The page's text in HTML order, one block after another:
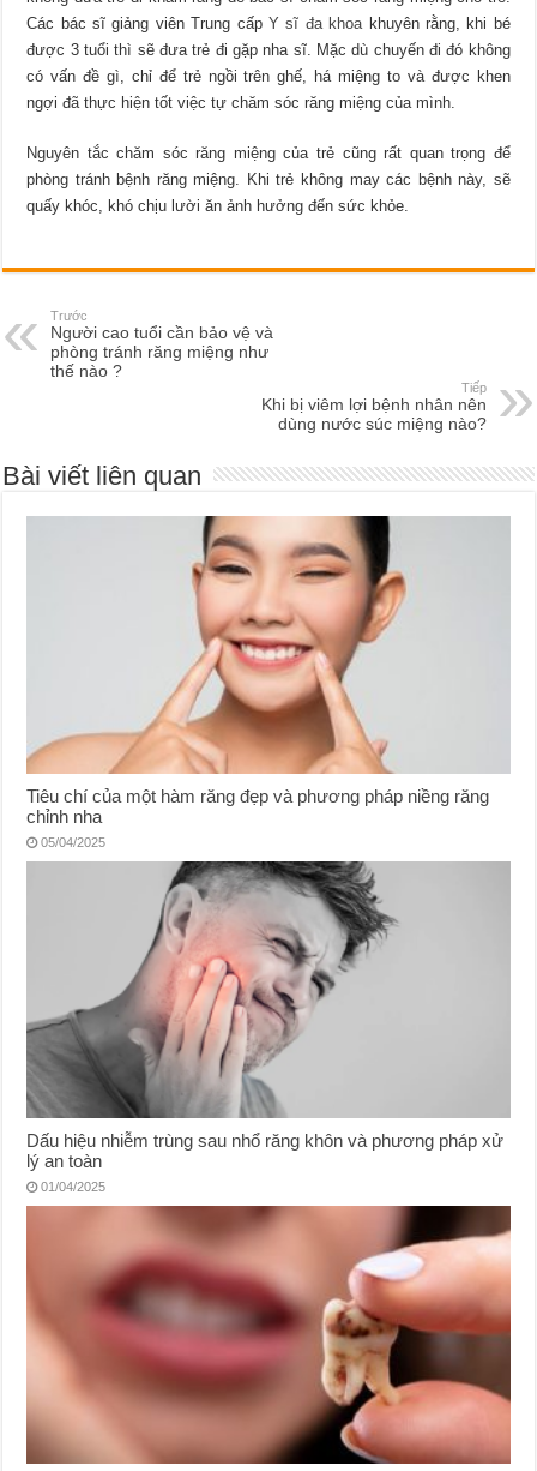
Các bác sĩ giảng viên Trung cấp Y sĩ đa khoa khuyên rằng, khi bé
được 3 tuổi thì sẽ đưa trẻ đi gặp nha sĩ. Mặc dù chuyến đi đó không
có vấn đề gì, chỉ để trẻ ngồi trên ghế, há miệng to và được khen
ngợi đã thực hiện tốt việc tự chăm sóc răng miệng của mình.
Nguyên tắc chăm sóc răng miệng của trẻ cũng rất quan trọng để
phòng tránh bệnh răng miệng. Khi trẻ không may các bệnh này, sẽ
quấy khóc, khó chịu lười ăn ảnh hưởng đến sức khỏe.
Trước
Người cao tuổi cần bảo vệ và
phòng tránh răng miệng như
thế nào ?
Tiếp
Khi bị viêm lợi bệnh nhân nên
dùng nước súc miệng nào?
Bài viết liên quan
Tiêu chí của một hàm răng đẹp và phương pháp niềng răng
chỉnh nha
05/04/2025
Dấu hiệu nhiễm trùng sau nhổ răng khôn và phương pháp xử
lý an toàn
01/04/2025